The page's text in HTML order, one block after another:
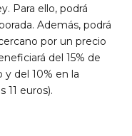
Para ello, podrá
Además, podrá
por un precio
del 15% de
del 10% en la
11 euros).